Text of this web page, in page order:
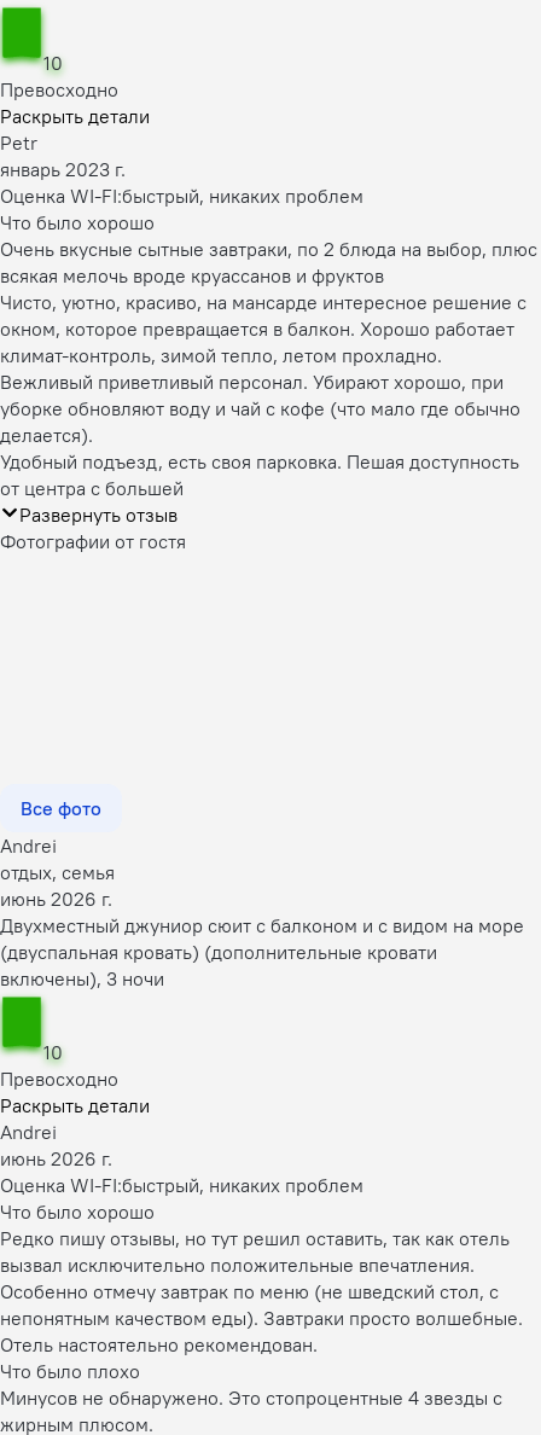
10
Превосходно
Раскрыть детали
Petr
январь 2023 г.
Оценка WI-FI:быстрый, никаких проблем
Что было хорошо
Очень вкусные сытные завтраки, по 2 блюда на выбор, плюс
всякая мелочь вроде круассанов и фруктов
Чисто, уютно, красиво, на мансарде интересное решение с
окном, которое превращается в балкон. Хорошо работает
климат-контроль, зимой тепло, летом прохладно.
Вежливый приветливый персонал. Убирают хорошо, при
уборке обновляют воду и чай с кофе (что мало где обычно
делается).
Удобный подъезд, есть своя парковка. Пешая доступность
от центра с большей
Развернуть отзыв
Фотографии от гостя
Все фото
Andrei
отдых, семья
июнь 2026 г.
Двухместный джуниор сюит с балконом и с видом на море
(двуспальная кровать) (дополнительные кровати
включены), 3 ночи
10
Превосходно
Раскрыть детали
Andrei
июнь 2026 г.
Оценка WI-FI:быстрый, никаких проблем
Что было хорошо
Редко пишу отзывы, но тут решил оставить, так как отель
вызвал исключительно положительные впечатления.
Особенно отмечу завтрак по меню (не шведский стол, с
непонятным качеством еды). Завтраки просто волшебные.
Отель настоятельно рекомендован.
Что было плохо
Минусов не обнаружено. Это стопроцентные 4 звезды с
жирным плюсом.